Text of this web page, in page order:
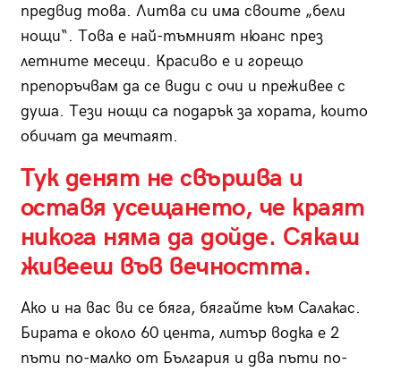
предвид това. Литва си има своите „бели
нощи“. Това е най-тъмният нюанс през
летните месеци. Красиво е и горещо
препоръчвам да се види с очи и преживее с
душа. Тези нощи са подарък за хората, които
обичат да мечтаят.
Тук денят не свършва и
оставя усещането, че краят
никога няма да дойде. Сякаш
живееш във вечността.
Ако и на вас ви се бяга, бягайте към Салакас.
Бирата е около 60 цента, литър водка е 2
пъти по-малко от България и два пъти по-